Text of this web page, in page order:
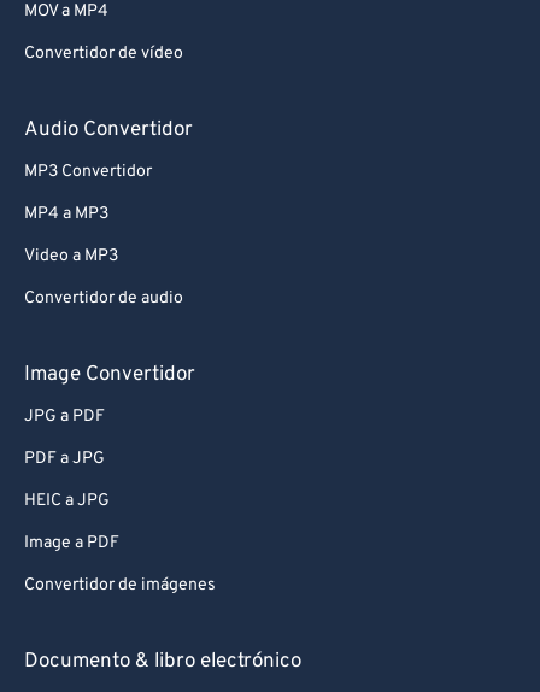
MOV a MP4
Convertidor de vídeo
Audio Convertidor
MP3 Convertidor
MP4 a MP3
Video a MP3
Convertidor de audio
Image Convertidor
JPG a PDF
PDF a JPG
HEIC a JPG
Image a PDF
Convertidor de imágenes
Documento & libro electrónico